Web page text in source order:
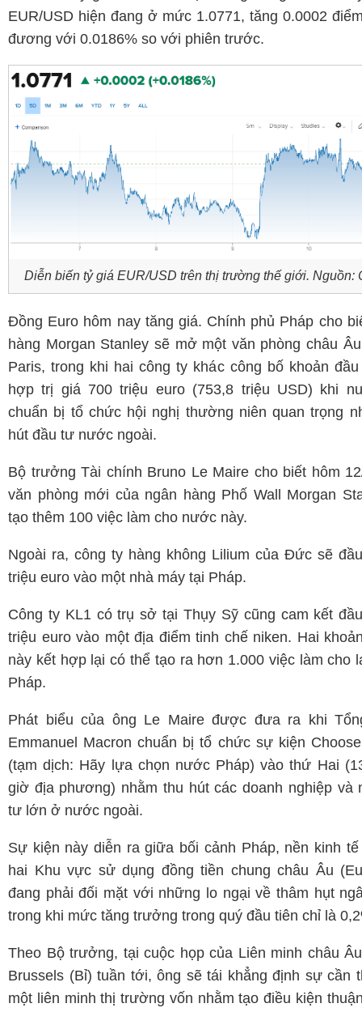
EUR/USD hiện đang ở mức 1.0771, tăng 0.0002
đương với 0.0186% so với phiên trước.
Diễn biến tỷ giá EUR/USD trên thị trường thế giới. Nguồn:
Đồng Euro hôm nay tăng giá. Chính phủ Pháp cho
hàng Morgan Stanley sẽ mở một văn phòng châu
Paris, trong khi hai công ty khác công bố khoản
hợp trị giá 700 triệu euro (753,8 triệu USD) khi
chuẩn bị tổ chức hội nghị thường niên quan trọng
hút đầu tư nước ngoài.
Bộ trưởng Tài chính Bruno Le Maire cho biết hôm
văn phòng mới của ngân hàng Phố Wall Morgan
tạo thêm 100 việc làm cho nước này.
Ngoài ra, công ty hàng không Lilium của Đức sẽ
triệu euro vào một nhà máy tại Pháp.
Công ty KL1 có trụ sở tại Thụy Sỹ cũng cam kết
triệu euro vào một địa điểm tinh chế niken. Hai
này kết hợp lại có thể tạo ra hơn 1.000 việc làm cho
Pháp.
Phát biểu của ông Le Maire được đưa ra khi
Emmanuel Macron chuẩn bị tổ chức sự kiện
(tạm dịch: Hãy lựa chọn nước Pháp) vào thứ Hai
giờ địa phương) nhằm thu hút các doanh nghiệp và
tư lớn ở nước ngoài.
Sự kiện này diễn ra giữa bối cảnh Pháp, nền kinh
hai Khu vực sử dụng đồng tiền chung châu Âu
đang phải đối mặt với những lo ngại về thâm hụt
trong khi mức tăng trưởng trong quý đầu tiên chỉ là
Theo Bộ trưởng, tại cuộc họp của Liên minh châu
Brussels (Bỉ) tuần tới, ông sẽ tái khẳng định sự cần
một liên minh thị trường vốn nhằm tạo điều kiện